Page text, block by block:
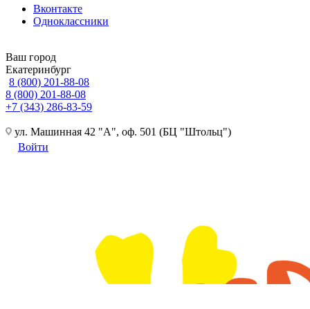
Вконтакте
Одноклассники
Ваш город
Екатеринбург
8 (800) 201-88-08
8 (800) 201-88-08
+7 (343) 286-83-59
ул. Машинная 42 "А", оф. 501 (БЦ "Штольц")
Войти